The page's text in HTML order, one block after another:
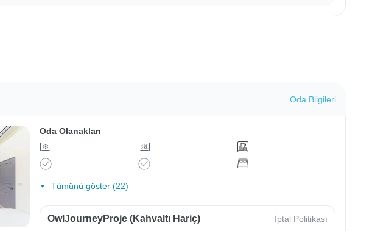
Oda Bilgileri
Oda Olanakları
Tümünü göster (22)
OwlJourneyProje (Kahvaltı Hariç) İptal Politikası